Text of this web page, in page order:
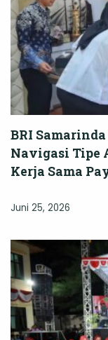
BRI
Navigasi Tipe
Kerja Sama
Juni 25, 2026